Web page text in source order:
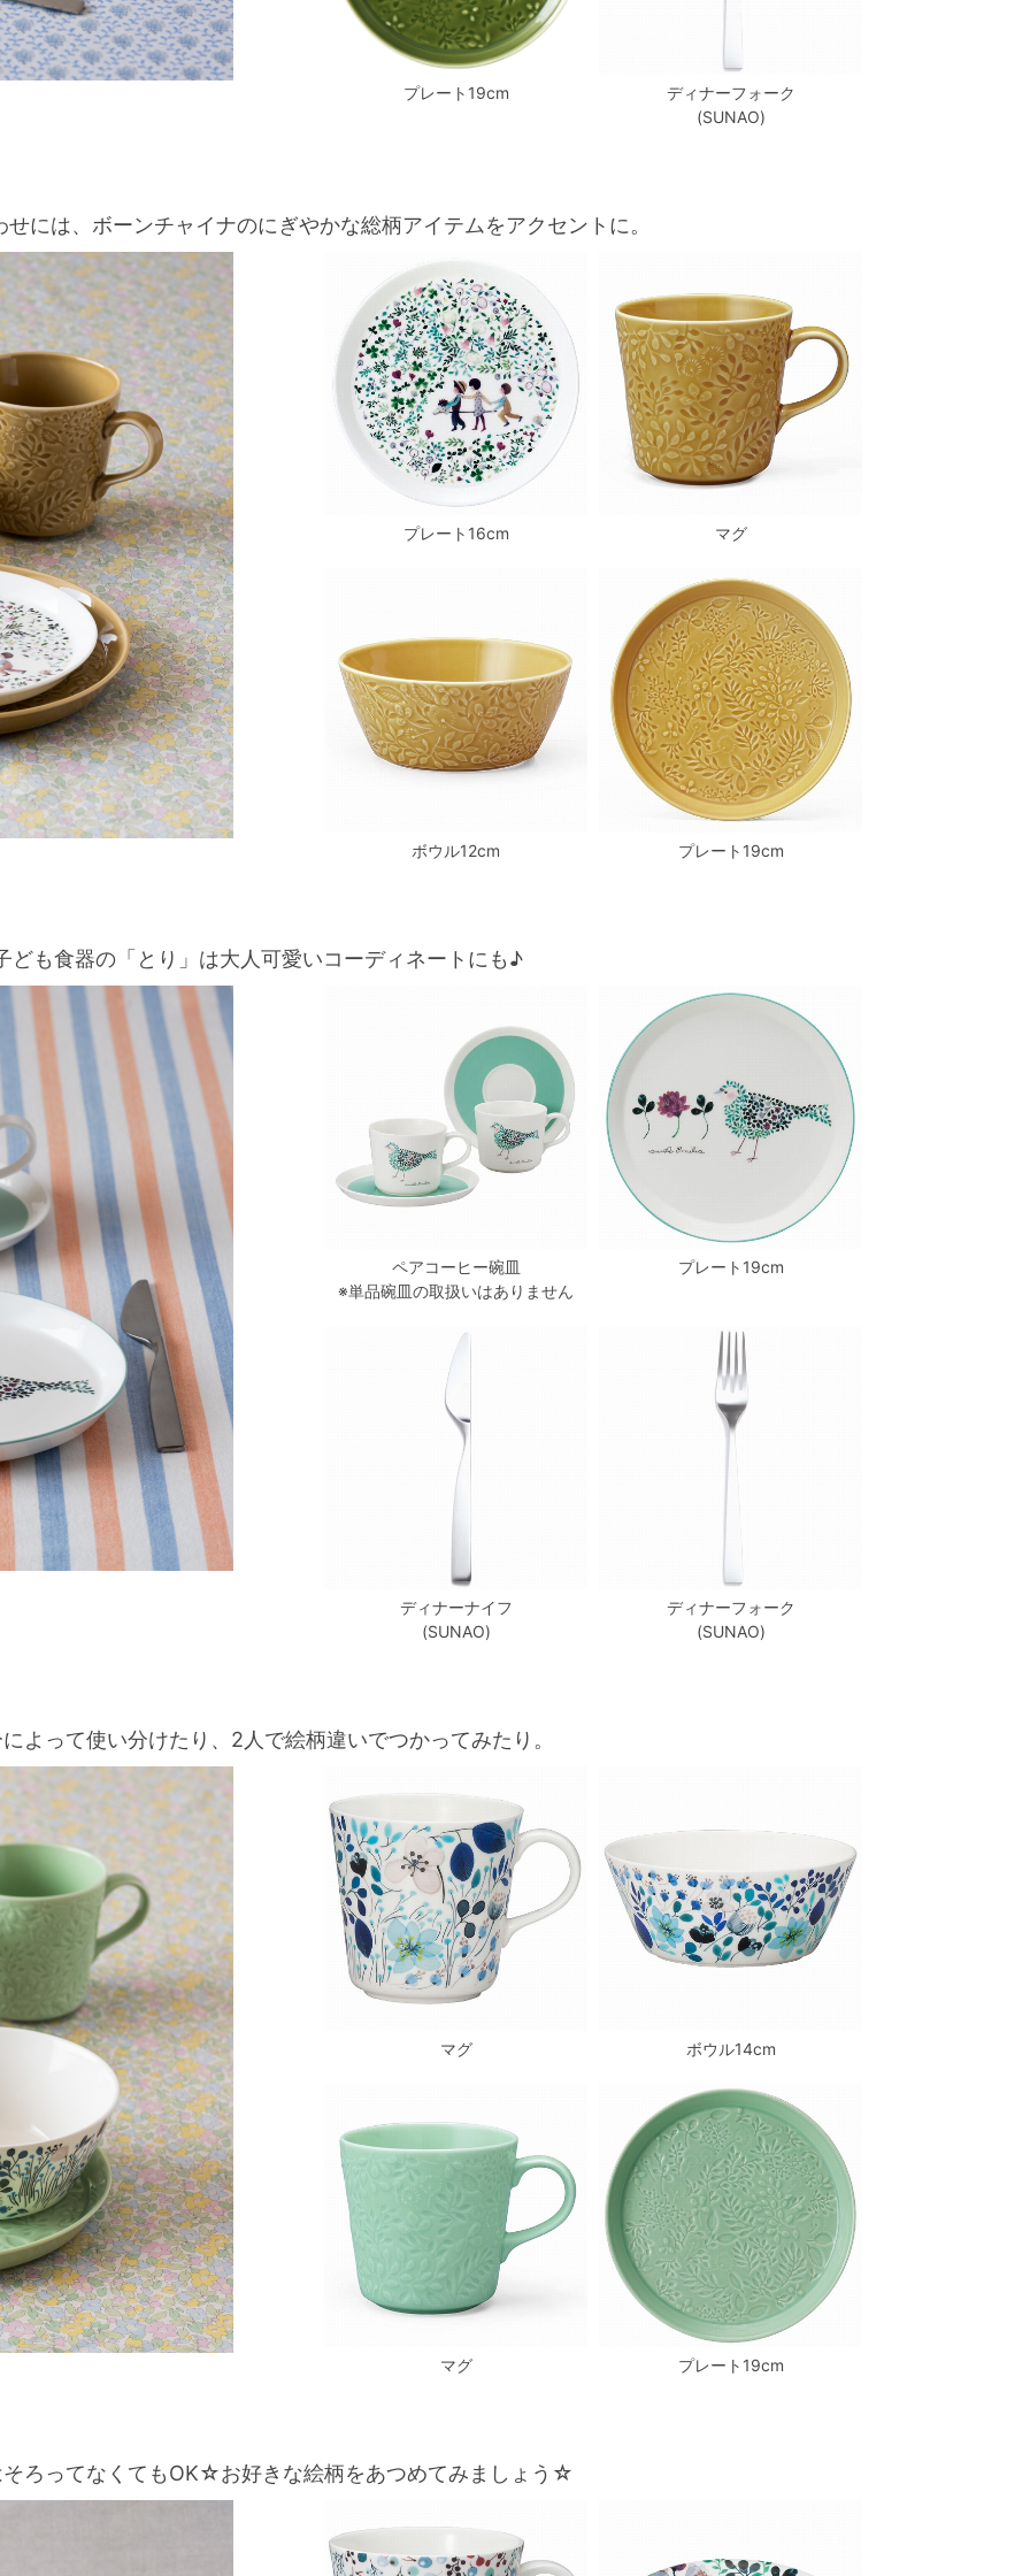
プレート19cm
ディナーフォーク
(SUNAO)
には、ボーンチャイナのにぎやかな総柄アイテムをアクセントに。
プレート16cm マグ
ボウル12cm プレート19cm
ども食器の「とり」は大人可愛いコーディネートにも♪
ペアコーヒー碗皿
※単品碗皿の取扱いはありません
プレート19cm
ディナーナイフ
(SUNAO)
ディナーフォーク
(SUNAO)
よって使い分けたり、2人で絵柄違いでつかってみたり。
マグ ボウル14cm
マグ プレート19cm
そろってなくてもOK☆お好きな絵柄をあつめてみましょう☆